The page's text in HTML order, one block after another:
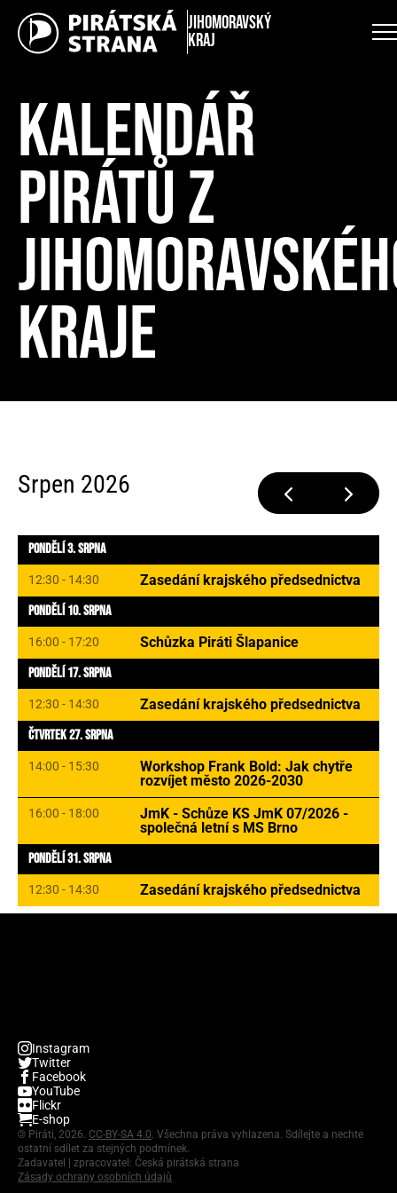
Jihomoravský
kraj
KALENDÁŘ
PIRÁTŮ Z
KRAJE
Srpen 2026
Pondělí 3. Srpna
12:30 - 14:30
Zasedání krajského předsednictva
Pondělí 10. Srpna
16:00 - 17:20
Schůzka Piráti Šlapanice
Pondělí 17. Srpna
12:30 - 14:30
Zasedání krajského předsednictva
Čtvrtek 27. Srpna
14:00 - 15:30
Workshop Frank Bold: Jak chytře
rozvíjet město 2026-2030
16:00 - 18:00
JmK - Schůze KS JmK 07/2026 -
společná letní s MS Brno
Pondělí 31. Srpna
12:30 - 14:30 Zasedání krajského předsednictva
Instagram
Twitter
Facebook
YouTube
Flickr
E-shop
© Piráti, 2026. CC-BY-SA 4.0 . Všechna práva vyhlazena. Sdílejte a nechte
ostatní sdílet za stejných podmínek.
Zadavatel | zpracovatel: Česká pirátská strana
Zásady ochrany osobních údajů